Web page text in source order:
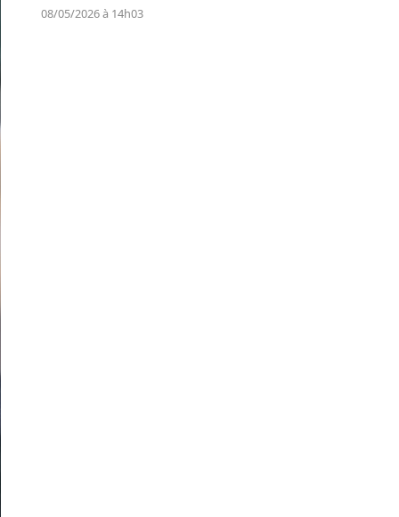
08/05/2026 à 14h03